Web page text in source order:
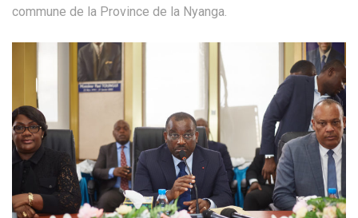
commune de la Province de la Nyanga.